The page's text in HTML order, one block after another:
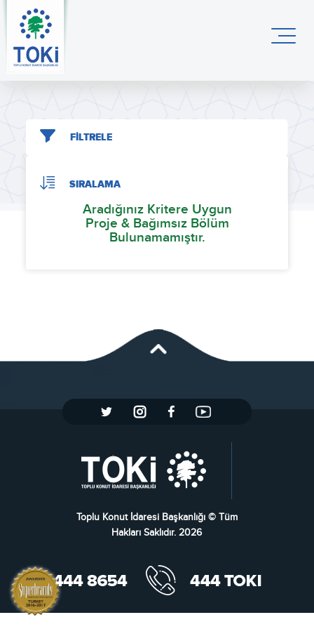
FİLTRELE
SIRALAMA
Aradığınız Kritere Uygun
Proje & Bağımsız Bölüm
Bulunamamıştır.
Toplu Konut İdaresi Başkanlığı © Tüm
Hakları Saklıdır. 2026